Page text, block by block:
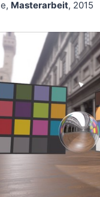
Masterarbeit, 2015